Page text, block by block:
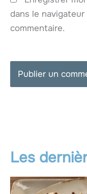
dans le
commentaire.
Les